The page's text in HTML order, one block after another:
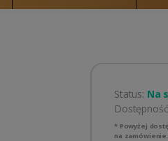
Status: Na
* Powyżej
na zamówienie.